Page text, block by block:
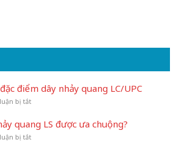
điểm dây nhảy quang LC/UPC
bị tắtở
về
đặc
quang LS được ưa chuộng?
bị tắtở